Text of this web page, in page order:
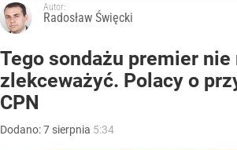
Autor:
Radosław Święcki
Tego sondażu premier nie
zlekceważyć. Polacy o
CPN
Dodano:7 sierpnia 5:34